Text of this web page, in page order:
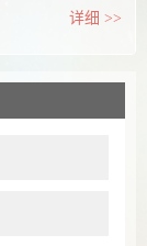
详细 >>